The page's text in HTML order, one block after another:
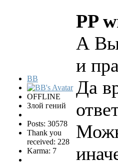
BB
OFFLINE
Злой гений
Posts: 30578
Thank you
received: 228
Karma: 7
PP
А Вы
и
Да